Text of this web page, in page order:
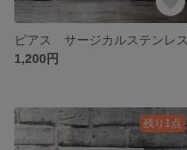
ピアス サージカルステンレス
1,200円
残り1点